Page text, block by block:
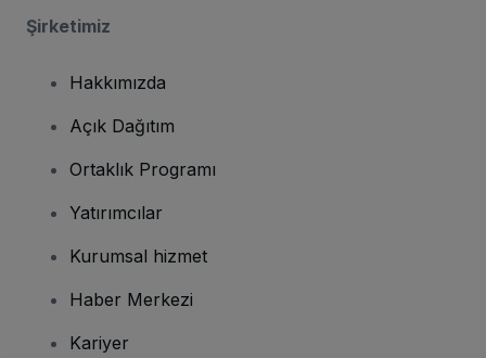
Şirketimiz
Hakkımızda
Açık Dağıtım
Ortaklık Programı
Yatırımcılar
Kurumsal hizmet
Haber Merkezi
Kariyer